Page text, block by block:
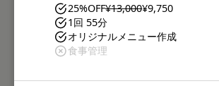
25%OFF¥13,000¥9,750
1回 55分
オリジナルメニュー作成
食事管理